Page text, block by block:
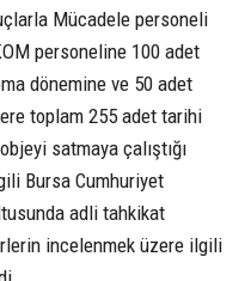
Mücadele personeli
personeline 100 adet
dönemine ve 50 adet
toplam 255 adet tarihi
satmaya çalıştığı
Bursa Cumhuriyet
adli tahkikat
incelenmek üzere ilgili